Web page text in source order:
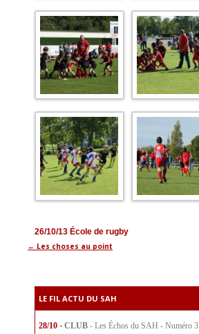
26/10/13 École de rugby
Navigation
articles
← Les choses au point
LE FIL ACTU DU SAH
28/10 - CLUB - Les Échos du SAH - Numéro 3